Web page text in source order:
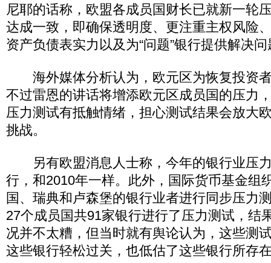
尼耶的话称，欧盟各成员国财长已就新一轮
达成一致，即确保透明度、更注重主权风险
资产负债表实力以及为“问题”银行提供解决
海外媒体分析认为，欧元区为恢复投资
不过雷恩的讲话将增添欧元区成员国的压力
压力测试有抵触情绪，担心测试结果会放大
挑战。
另有欧盟消息人士称，今年的银行业压
行，和2010年一样。此外，国际货币基金组
国、瑞典和卢森堡的银行业者进行同步压力
27个成员国共91家银行进行了压力测试，结
况并不太糟，但当时就有舆论认为，这些测
这些银行轻松过关，也低估了这些银行所存